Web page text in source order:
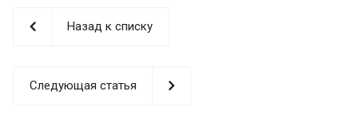
Назад к списку
Следующая статья